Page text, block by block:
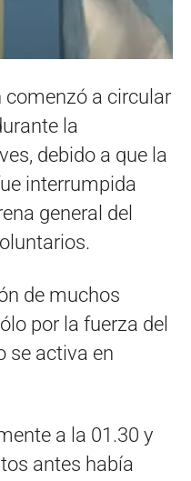
comenzó a circular
la
debido a que la
interrumpida
general del
de muchos
por la fuerza del
se activa en
a la 01.30 y
antes había